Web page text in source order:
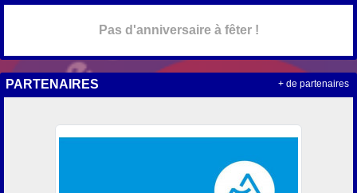
Pas d'anniversaire à fêter !
PARTENAIRES + de partenaires